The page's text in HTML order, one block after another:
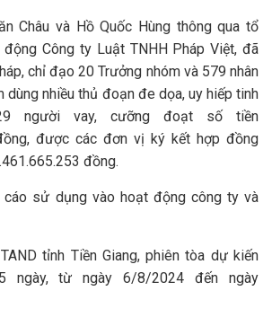
Châu và Hồ Quốc Hùng thông qua tổ
Công ty Luật TNHH Pháp Việt, đã
chỉ đạo 20 Trưởng nhóm và 579 nhân
dùng nhiều thủ đoạn đe dọa, uy hiếp tinh
người vay, cưỡng đoạt số tiền
được các đơn vị ký kết hợp đồng
đồng.
cáo sử dụng vào hoạt động công ty và
tỉnh Tiền Giang, phiên tòa dự kiến
ngày, từ ngày 6/8/2024 đến ngày